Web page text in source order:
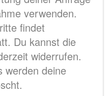
verwenden.
findet
Du kannst die
widerrufen.
werden deine